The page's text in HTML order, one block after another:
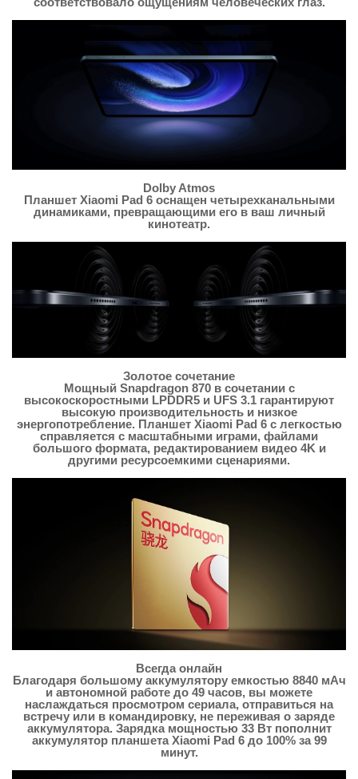
Dolby Atmos
Планшет Xiaomi Pad 6 оснащен четырехканальными
динамиками, превращающими его в ваш личный
кинотеатр.
Золотое сочетание
Мощный Snapdragon 870 в сочетании с
высокоскоростными LPDDR5 и UFS 3.1 гарантируют
высокую производительность и низкое
энергопотребление. Планшет Xiaomi Pad 6 с легкостью
справляется с масштабными играми, файлами
большого формата, редактированием видео 4K и
другими ресурсоемкими сценариями.
Всегда онлайн
Благодаря большому аккумулятору емкостью 8840 мАч
и автономной работе до 49 часов, вы можете
наслаждаться просмотром сериала, отправиться на
встречу или в командировку, не переживая о заряде
аккумулятора. Зарядка мощностью 33 Вт пополнит
аккумулятор планшета Xiaomi Pad 6 до 100% за 99
минут.